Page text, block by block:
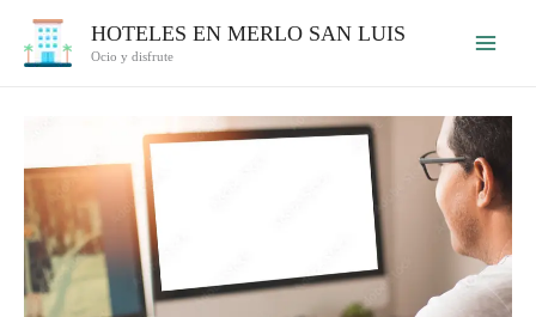
HOTELES EN MERLO SAN LUIS
Ocio y disfrute